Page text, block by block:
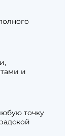
и
точку